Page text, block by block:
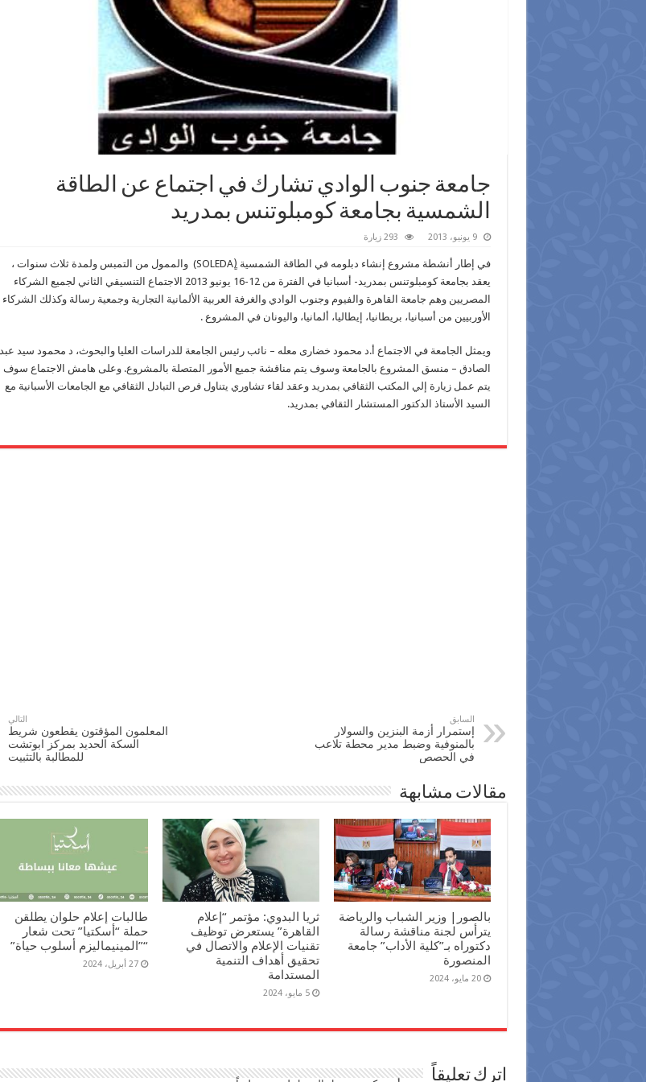
جامعة جنوب الوادي تشارك في اجتماع عن الطاقة
الشمسية بجامعة كومبلوتنس بمدريد
9 يونيو، 2013 293 زيارة
في إطار أنشطة مشروع إنشاء دبلومه في الطاقة الشمسية (ٍSOLEDA) والممول من التمبس ولمدة ثلاث سنوات ،
يعقد بجامعة كومبلوتنس بمدريد- أسبانيا في الفترة من 12-16 يونيو 2013 الاجتماع التنسيقي الثاني لجميع الشركاء
المصريين وهم جامعة القاهرة والفيوم وجنوب الوادي والغرفة العربية الألمانية التجارية وجمعية رسالة وكذلك الشركاء
الأوربيين من أسبانيا، بريطانيا، إيطاليا، ألمانيا، واليونان في المشروع .
ويمثل الجامعة في الاجتماع أ.د محمود خضارى معله – نائب رئيس الجامعة للدراسات العليا والبحوث، د محمود سيد عبد
الصادق – منسق المشروع بالجامعة وسوف يتم مناقشة جميع الأمور المتصلة بالمشروع. وعلى هامش الاجتماع سوف
يتم عمل زيارة إلي المكتب الثقافي بمدريد وعقد لقاء تشاوري يتناول فرص التبادل الثقافي مع الجامعات الأسبانية مع
السيد الأستاذ الدكتور المستشار الثقافي بمدريد.
السابق
إستمرار أزمة البنزين والسولار
بالمنوفية وضبط مدير محطة تلاعب
في الحصص
التالي
المعلمون المؤقتون يقطعون شريط
السكة الحديد بمركز ابوتشت
للمطالبة بالتثبيت
مقالات مشابهة
بالصور| وزير الشباب والرياضة
يترأس لجنة مناقشة رسالة
دكتوراه بـ”كلية الأداب” جامعة
المنصورة
20 مايو، 2024
ثريا البدوي: مؤتمر “إعلام
القاهرة” يستعرض توظيف
تقنيات الإعلام والاتصال في
تحقيق أهداف التنمية
المستدامة
5 مايو، 2024
طالبات إعلام حلوان يطلقن
حملة “أسكتيا” تحت شعار
“”المينيماليزم أسلوب حياة”
27 أبريل، 2024
اترك تعليقاً